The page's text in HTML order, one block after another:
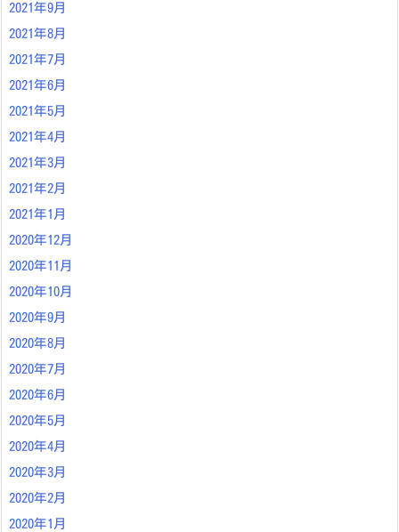
2021年9月
2021年8月
2021年7月
2021年6月
2021年5月
2021年4月
2021年3月
2021年2月
2021年1月
2020年12月
2020年11月
2020年10月
2020年9月
2020年8月
2020年7月
2020年6月
2020年5月
2020年4月
2020年3月
2020年2月
2020年1月